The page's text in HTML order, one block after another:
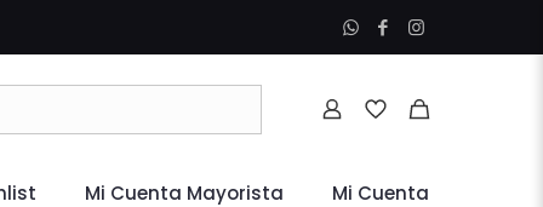
Mi Cuenta Mayorista Mi Cuenta